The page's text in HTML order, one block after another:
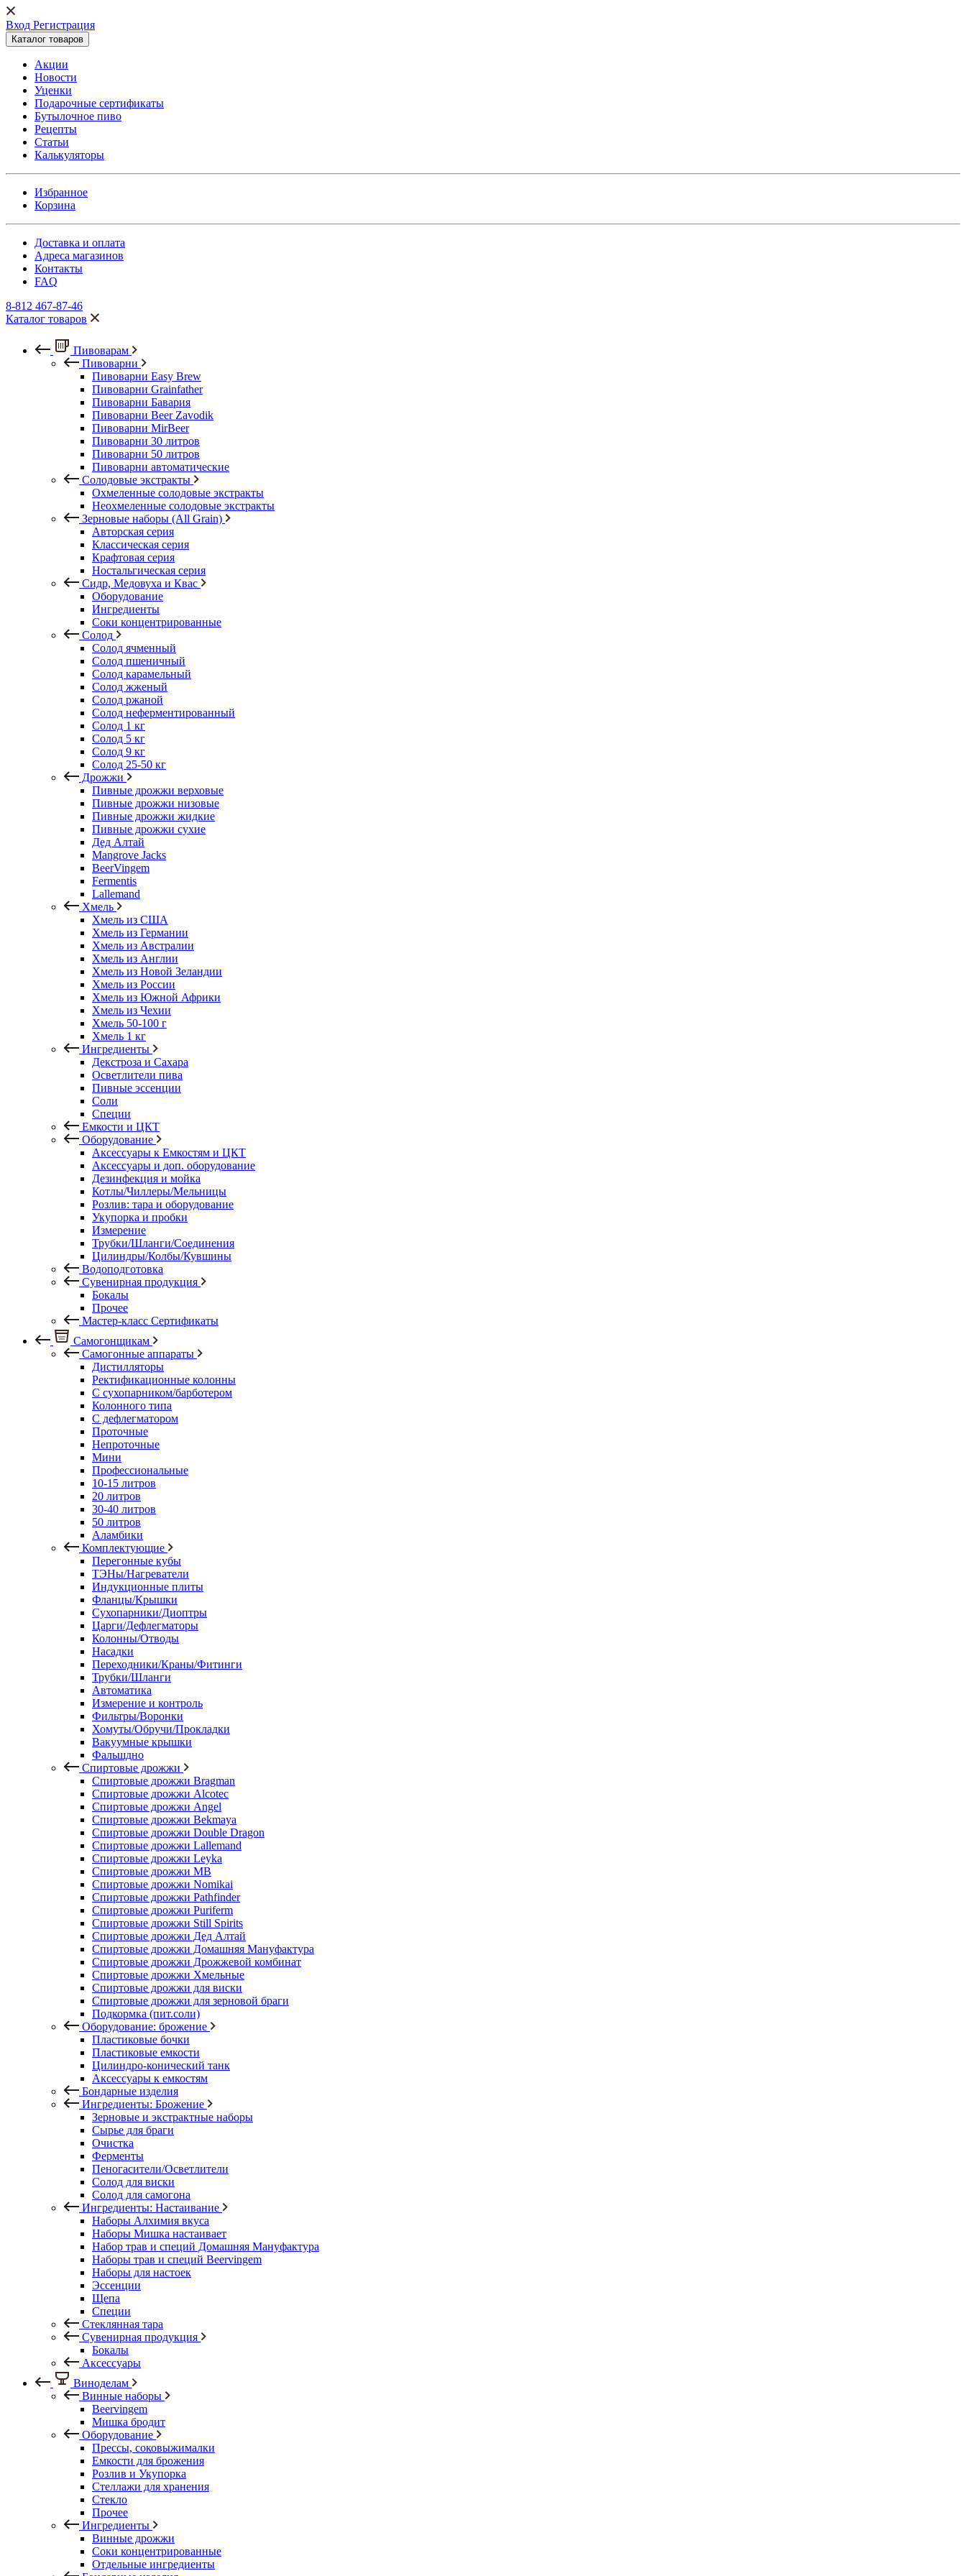
Вход Регистрация
Каталог товаров
Акции
Новости
Уценки
Подарочные сертификаты
Бутылочное пиво
Рецепты
Статьи
Калькуляторы
Избранное
Корзина
Доставка и оплата
Адреса магазинов
Контакты
FAQ
8-812 467-87-46
Каталог товаров
Пивоварам
Пивоварни
Пивоварни Easy Brew
Пивоварни Grainfather
Пивоварни Бавария
Пивоварни Beer Zavodik
Пивоварни MirBeer
Пивоварни 30 литров
Пивоварни 50 литров
Пивоварни автоматические
Солодовые экстракты
Охмеленные солодовые экстракты
Неохмеленные солодовые экстракты
Зерновые наборы (All Grain)
Авторская серия
Классическая серия
Крафтовая серия
Ностальгическая серия
Сидр, Медовуха и Квас
Оборудование
Ингредиенты
Соки концентрированные
Солод
Солод ячменный
Солод пшеничный
Солод карамельный
Солод жженый
Солод ржаной
Солод неферментированный
Солод 1 кг
Солод 5 кг
Солод 9 кг
Солод 25-50 кг
Дрожжи
Пивные дрожжи верховые
Пивные дрожжи низовые
Пивные дрожжи жидкие
Пивные дрожжи сухие
Дед Алтай
Mangrove Jacks
BeerVingem
Fermentis
Lallemand
Хмель
Хмель из США
Хмель из Германии
Хмель из Австралии
Хмель из Англии
Хмель из Новой Зеландии
Хмель из России
Хмель из Южной Африки
Хмель из Чехии
Хмель 50-100 г
Хмель 1 кг
Ингредиенты
Декстроза и Сахара
Осветлители пива
Пивные эссенции
Соли
Специи
Емкости и ЦКТ
Оборудование
Аксессуары к Емкостям и ЦКТ
Аксессуары и доп. оборудование
Дезинфекция и мойка
Котлы/Чиллеры/Мельницы
Розлив: тара и оборудование
Укупорка и пробки
Измерение
Трубки/Шланги/Соединения
Цилиндры/Колбы/Кувшины
Водоподготовка
Сувенирная продукция
Бокалы
Прочее
Мастер-класс Сертификаты
Самогонщикам
Самогонные аппараты
Дистилляторы
Ректификационные колонны
С сухопарником/барботером
Колонного типа
С дефлегматором
Проточные
Непроточные
Мини
Профессиональные
10-15 литров
20 литров
30-40 литров
50 литров
Аламбики
Комплектующие
Перегонные кубы
ТЭНы/Нагреватели
Индукционные плиты
Фланцы/Крышки
Сухопарники/Диоптры
Царги/Дефлегматоры
Колонны/Отводы
Насадки
Переходники/Краны/Фитинги
Трубки/Шланги
Автоматика
Измерение и контроль
Фильтры/Воронки
Хомуты/Обручи/Прокладки
Вакуумные крышки
Фальшдно
Спиртовые дрожжи
Спиртовые дрожжи Bragman
Спиртовые дрожжи Alcotec
Спиртовые дрожжи Angel
Спиртовые дрожжи Bekmaya
Спиртовые дрожжи Double Dragon
Спиртовые дрожжи Lallemand
Спиртовые дрожжи Leyka
Спиртовые дрожжи MB
Спиртовые дрожжи Nomikai
Спиртовые дрожжи Pathfinder
Спиртовые дрожжи Puriferm
Спиртовые дрожжи Still Spirits
Спиртовые дрожжи Дед Алтай
Спиртовые дрожжи Домашняя Мануфактура
Спиртовые дрожжи Дрожжевой комбинат
Спиртовые дрожжи Хмельные
Спиртовые дрожжи для виски
Спиртовые дрожжи для зерновой браги
Подкормка (пит.соли)
Оборудование: брожение
Пластиковые бочки
Пластиковые емкости
Цилиндро-конический танк
Аксессуары к емкостям
Бондарные изделия
Ингредиенты: Брожение
Зерновые и экстрактные наборы
Сырье для браги
Очистка
Ферменты
Пеногасители/Осветлители
Солод для виски
Солод для самогона
Ингредиенты: Настаивание
Наборы Алхимия вкуса
Наборы Мишка настаивает
Набор трав и специй Домашняя Мануфактура
Наборы трав и специй Beervingem
Наборы для настоек
Эссенции
Щепа
Специи
Стеклянная тара
Сувенирная продукция
Бокалы
Аксессуары
Виноделам
Винные наборы
Beervingem
Мишка бродит
Оборудование
Прессы, соковыжималки
Емкости для брожения
Розлив и Укупорка
Стеллажи для хранения
Стекло
Прочее
Ингредиенты
Винные дрожжи
Соки концентрированные
Отдельные ингредиенты